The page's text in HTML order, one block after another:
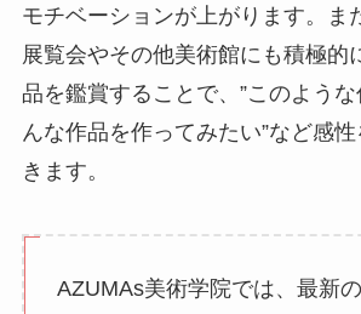
モチベーションが上がります。ま
展覧会やその他美術館にも積極的
品を鑑賞することで、”このよう
んな作品を作ってみたい”など感
きます。
AZUMAs美術学院では、最新